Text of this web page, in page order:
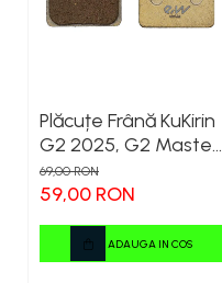
Plăcuțe Frână KuKirin
G2 2025, G2 Master,
G3 Pro, G4 – Set 2
Bucăți (Față sau
69,00 RON
59,00 RON
ADAUGA IN COS